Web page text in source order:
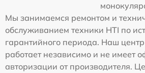
Мы занимаемся ремонтом и
обслуживанием техники HTI по
гарантийного периода. Наш
работает независимо и не имеет
авторизации от производителя.